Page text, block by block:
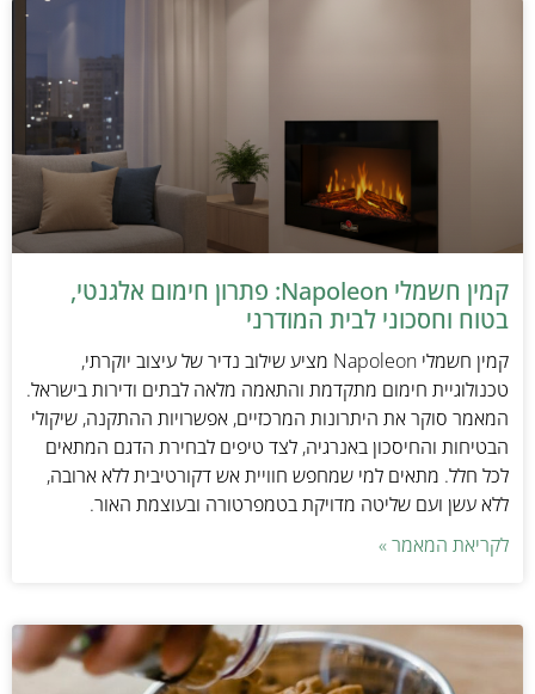
קמין חשמלי Napoleon: פתרון חימום אלגנטי,
בטוח וחסכוני לבית המודרני
קמין חשמלי Napoleon מציע שילוב נדיר של עיצוב יוקרתי,
טכנולוגיית חימום מתקדמת והתאמה מלאה לבתים ודירות בישראל.
המאמר סוקר את היתרונות המרכזיים, אפשרויות ההתקנה, שיקולי
הבטיחות והחיסכון באנרגיה, לצד טיפים לבחירת הדגם המתאים
לכל חלל. מתאים למי שמחפש חוויית אש דקורטיבית ללא ארובה,
ללא עשן ועם שליטה מדויקת בטמפרטורה ובעוצמת האור.
לקריאת המאמר »